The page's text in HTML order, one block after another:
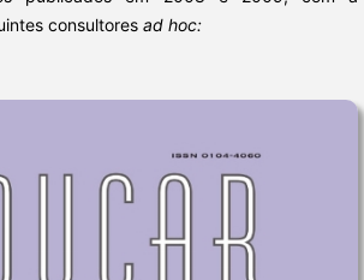
consultores ad hoc: